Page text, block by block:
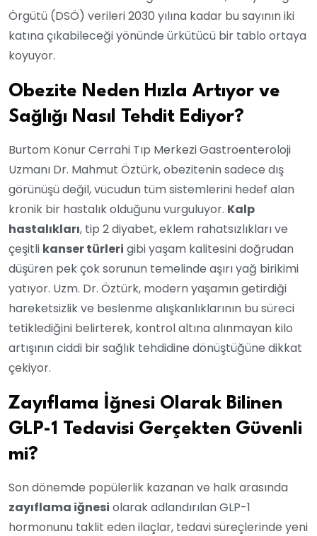
Örgütü (DSÖ) verileri 2030 yılına kadar bu sayının iki
katına çıkabileceği yönünde ürkütücü bir tablo ortaya
koyuyor.
Obezite Neden Hızla Artıyor ve
Sağlığı Nasıl Tehdit Ediyor?
Burtom Konur Cerrahi Tıp Merkezi Gastroenteroloji
Uzmanı Dr. Mahmut Öztürk, obezitenin sadece dış
görünüşü değil, vücudun tüm sistemlerini hedef alan
kronik bir hastalık olduğunu vurguluyor. Kalp
hastalıkları, tip 2 diyabet, eklem rahatsızlıkları ve
çeşitli kanser türleri gibi yaşam kalitesini doğrudan
düşüren pek çok sorunun temelinde aşırı yağ birikimi
yatıyor. Uzm. Dr. Öztürk, modern yaşamın getirdiği
hareketsizlik ve beslenme alışkanlıklarının bu süreci
tetiklediğini belirterek, kontrol altına alınmayan kilo
artışının ciddi bir sağlık tehdidine dönüştüğüne dikkat
çekiyor.
Zayıflama İğnesi Olarak Bilinen
GLP-1 Tedavisi Gerçekten Güvenli
mi?
Son dönemde popülerlik kazanan ve halk arasında
zayıflama iğnesi olarak adlandırılan GLP-1
hormonunu taklit eden ilaçlar, tedavi süreçlerinde yeni